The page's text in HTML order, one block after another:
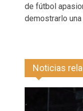
de fútbol
demostrarlo
Noticias